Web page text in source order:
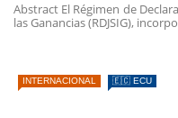
Abstract El Régimen de
las Ganancias (RDJSIG),
INTERNACIONAL 🇪🇨 ECU